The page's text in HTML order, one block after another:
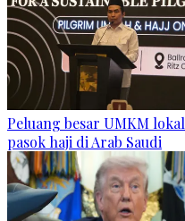
Peluang besar UMKM
pasok haji di Arab Saudi